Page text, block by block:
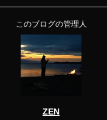
このブログの管理人
ZEN